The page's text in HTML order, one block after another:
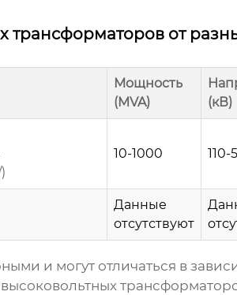
трансформаторов от
Мощность
(MVA)
(кВ)
10-1000 110-
Данные
отсутствуют
и могут отличаться в
высоковольтных